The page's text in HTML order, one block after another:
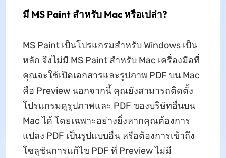
มี MS Paint สำหรับ Mac หรือเปล่า?
MS Paint เป็นโปรแกรมสำหรับ Windows เป็น
หลัก จึงไม่มี MS Paint สำหรับ Mac เครื่องมือที่
คุณจะใช้เปิดเอกสารและรูปภาพ PDF บน Mac
คือ Preview นอกจากนี้ คุณยังสามารถติดตั้ง
โปรแกรมดูรูปภาพและ PDF ของบริษัทอื่นบน
Mac ได้ โดยเฉพาะอย่างยิ่งหากคุณต้องการ
แปลง PDF เป็นรูปแบบอื่น หรือต้องการเข้าถึง
โซลูชันการแก้ไข PDF ที่ Preview ไม่มี